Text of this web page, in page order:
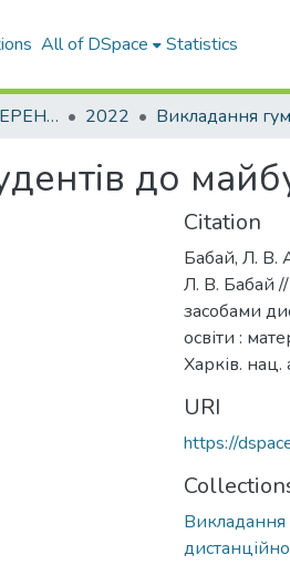
All of DSpace Statistics
МАТЕРІАЛИ КОНФЕРЕНЦІЙ 2022
до
Citation
Бабай, Л. В.
Л. В. Бабай
засобами
освіти :
Харків.
URI
https://
Викладання